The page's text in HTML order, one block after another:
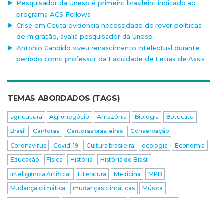
Pesquisador da Unesp é primeiro brasileiro indicado ao
programa ACS Fellows
Crise em Ceuta evidencia necessidade de rever políticas
de migração, avalia pesquisador da Unesp
Antonio Candido viveu renascimento intelectual durante
período como professor da Faculdade de Letras de Assis
TEMAS ABORDADOS (TAGS)
agricultura Agronegócio Amazônia Biologia
Botucatu
Brasil
Cantoras Cantoras brasileiras
Conservação
Coronavírus
Covid-19 Cultura brasileira ecologia
Economia
Educação
Física História
História do Brasil
Inteligência Artificial
Literatura Medicina
MPB
Mudança climática
mudanças climáticas
Música